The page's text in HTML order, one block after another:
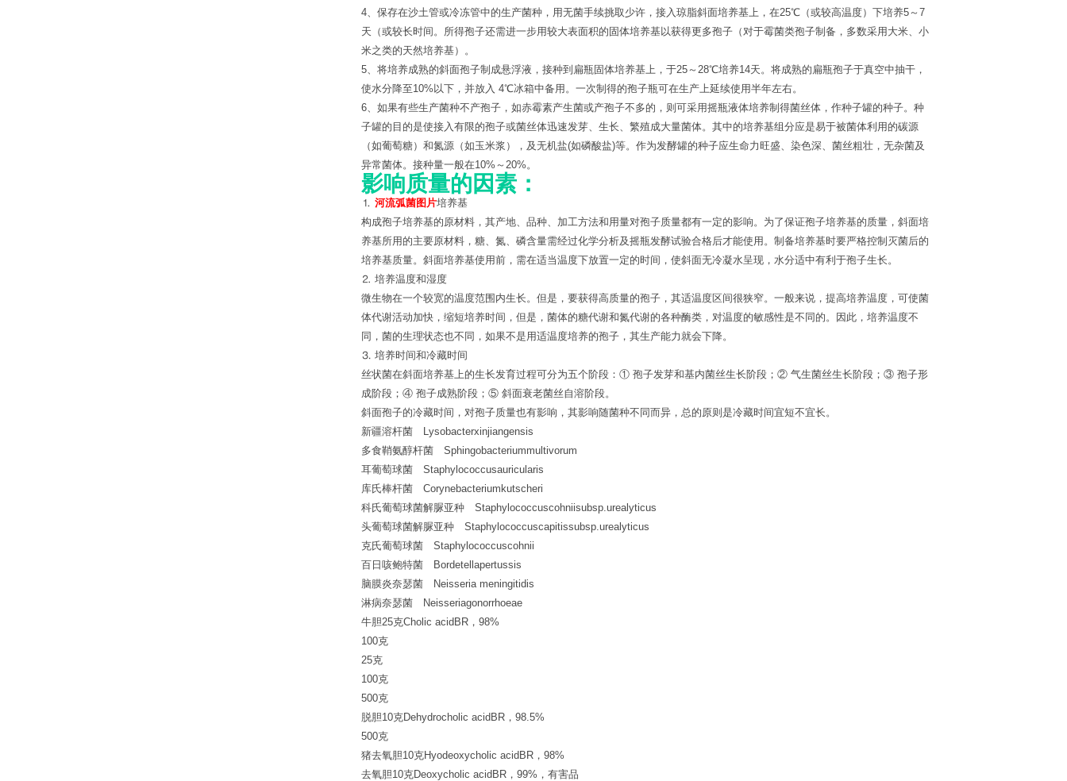
4、保存在沙土管或冷冻管中的生产菌种，用无菌手续挑取少许，接入琼脂斜面培养基上，在25℃（或较高温度）下培养5～7
天（或较长时间。所得孢子还需进一步用较大表面积的固体培养基以获得更多孢子（对于霉菌类孢子制备，多数采用大米、小
米之类的天然培养基）。
5、将培养成熟的斜面孢子制成悬浮液，接种到扁瓶固体培养基上，于25～28℃培养14天。将成熟的扁瓶孢子于真空中抽干，
使水分降至10%以下，并放入 4℃冰箱中备用。一次制得的孢子瓶可在生产上延续使用半年左右。
6、如果有些生产菌种不产孢子，如赤霉素产生菌或产孢子不多的，则可采用摇瓶液体培养制得菌丝体，作种子罐的种子。种
子罐的目的是使接入有限的孢子或菌丝体迅速发芽、生长、繁殖成大量菌体。其中的培养基组分应是易于被菌体利用的碳源
（如葡萄糖）和氮源（如玉米浆），及无机盐(如磷酸盐)等。作为发酵罐的种子应生命力旺盛、染色深、菌丝粗壮，无杂菌及
异常菌体。接种量一般在10%～20%。
影响质量的因素：
⒈ 河流弧菌图片培养基
构成孢子培养基的原材料，其产地、品种、加工方法和用量对孢子质量都有一定的影响。为了保证孢子培养基的质量，斜面培
养基所用的主要原材料，糖、氮、磷含量需经过化学分析及摇瓶发酵试验合格后才能使用。制备培养基时要严格控制灭菌后的
培养基质量。斜面培养基使用前，需在适当温度下放置一定的时间，使斜面无冷凝水呈现，水分适中有利于孢子生长。
⒉ 培养温度和湿度
微生物在一个较宽的温度范围内生长。但是，要获得高质量的孢子，其适温度区间很狭窄。一般来说，提高培养温度，可使菌
体代谢活动加快，缩短培养时间，但是，菌体的糖代谢和氮代谢的各种酶类，对温度的敏感性是不同的。因此，培养温度不
同，菌的生理状态也不同，如果不是用适温度培养的孢子，其生产能力就会下降。
⒊ 培养时间和冷藏时间
丝状菌在斜面培养基上的生长发育过程可分为五个阶段：① 孢子发芽和基内菌丝生长阶段；② 气生菌丝生长阶段；③ 孢子形
成阶段；④ 孢子成熟阶段；⑤ 斜面衰老菌丝自溶阶段。
斜面孢子的冷藏时间，对孢子质量也有影响，其影响随菌种不同而异，总的原则是冷藏时间宜短不宜长。
新疆溶杆菌 Lysobacterxinjiangensis
多食鞘氨醇杆菌 Sphingobacteriummultivorum
耳葡萄球菌 Staphylococcusauricularis
库氏棒杆菌 Corynebacteriumkutscheri
科氏葡萄球菌解脲亚种 Staphylococcuscohniisubsp.urealyticus
头葡萄球菌解脲亚种 Staphylococcuscapitissubsp.urealyticus
克氏葡萄球菌 Staphylococcuscohnii
百日咳鲍特菌 Bordetellapertussis
脑膜炎奈瑟菌 Neisseria meningitidis
淋病奈瑟菌 Neisseriagonorrhoeae
牛胆25克Cholic acidBR，98%
100克
25克
100克
500克
脱胆10克Dehydrocholic acidBR，98.5%
500克
猪去氧胆10克Hyodeoxycholic acidBR，98%
去氧胆10克Deoxycholic acidBR，99%，有害品